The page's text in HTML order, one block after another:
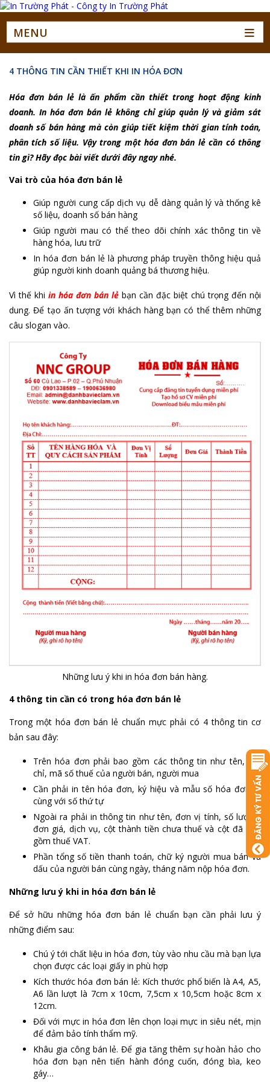
MENU
4 THÔNG TIN CẦN THIẾT KHI IN HÓA ĐƠN
Hóa đơn bán lẻ là ấn phẩm cần thiết trong hoạt động kinh
doanh. In hóa đơn bán lẻ không chỉ giúp quản lý và giảm sát
doanh số bán hàng mà còn giúp tiết kiệm thời gian tính toán,
phân tích số liệu. Vậy trong một hóa đơn bán lẻ cần có thông
tin gì? Hãy đọc bài viết dưới đây ngay nhé.
Vai trò của hóa đơn bán lẻ
Giúp người cung cấp dịch vụ dễ dàng quản lý và thống kê
số liệu, doanh số bán hàng
Giúp người mau có thể theo dõi chính xác thông tin về
hàng hóa, lưu trữ
In hóa đơn bán lẻ là phương pháp truyền thông hiệu quả
giúp người kinh doanh quảng bá thương hiệu.
Vì thế khi in hóa đơn bán lẻ bạn cần đặc biệt chú trọng đến nội
dung. Để tạo ấn tượng với khách hàng bạn có thể thêm những
câu slogan vào.
Những lưu ý khi in hóa đơn bán hàng.
4 thông tin cần có trong hóa đơn bán lẻ
Trong một hóa đơn bán lẻ chuẩn mực phải có 4 thông tin cơ
bản sau đây:
Trên hóa đơn phải bao gồm các thông tin như tên, địa
chỉ, mã số thuế của người bán, người mua
Cần phải in tên hóa đơn, ký hiệu và mẫu số hóa đơn đi
cùng với số thứ tự
Ngoài ra phải in thông tin như tên, đơn vị tính, số lượng,
đơn giá, dịch vụ, cột thành tiền chưa thuế và cột đã bao
gồm thuế VAT.
Phần tổng số tiền thanh toán, chữ ký người mua bán và
dấu của người bán cùng ngày, tháng năm nộp hóa đơn.
Những lưu ý khi in hóa đơn bán lẻ
Để sở hữu những hóa đơn bán lẻ chuẩn bạn cần phải lưu ý
những điểm sau:
Chú ý tới chất liệu in hóa đơn, tùy vào nhu cầu mà bạn lựa
chọn được các loại giấy in phù hợp
Kích thước hóa đơn bán lẻ: Kích thước phổ biến là A4, A5,
A6 lần lượt là 7cm x 10cm, 7,5cm x 10,5cm hoặc 8cm x
12cm.
Đối với mực in hóa đơn lên chọn loại mực in siêu nét, mịn
để đảm bảo tính thẩm mỹ.
Khâu gia công bán lẻ. Để gia tăng thêm sự hoàn hảo cho
hóa đơn bạn nên tiến hành đóng cuốn, đóng bìa, keo
gáy…